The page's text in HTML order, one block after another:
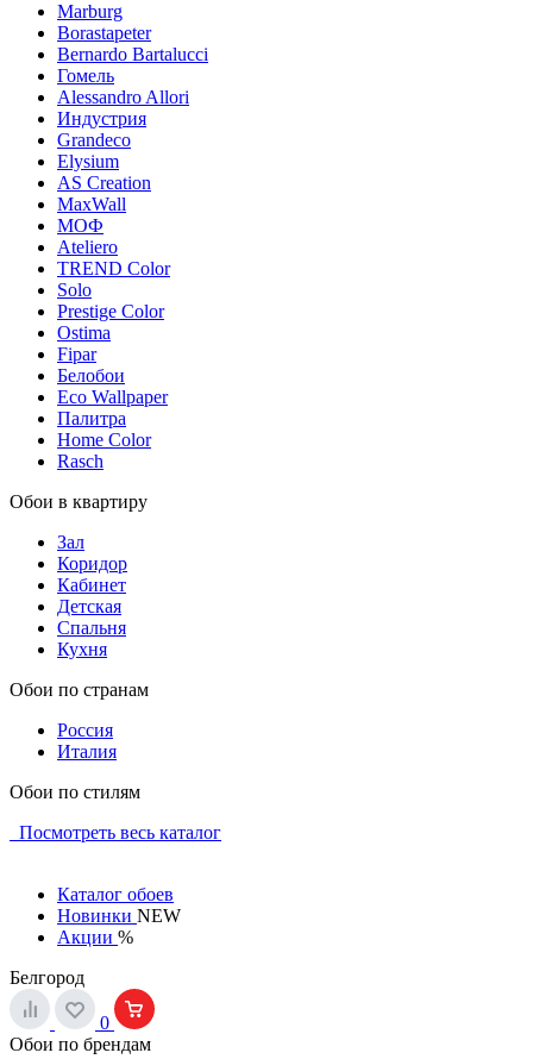
Marburg
Borastapeter
Bernardo Bartalucci
Гомель
Alessandro Allori
Индустрия
Grandeco
Elysium
AS Creation
MaxWall
МОФ
Ateliero
TREND Color
Solo
Prestige Color
Ostima
Fipar
Белобои
Eco Wallpaper
Палитра
Home Color
Rasch
Обои в квартиру
Зал
Коридор
Кабинет
Детская
Спальня
Кухня
Обои по странам
Россия
Италия
Обои по стилям
Посмотреть весь каталог
Каталог обоев
Новинки NEW
Акции %
Белгород
0
Обои по брендам